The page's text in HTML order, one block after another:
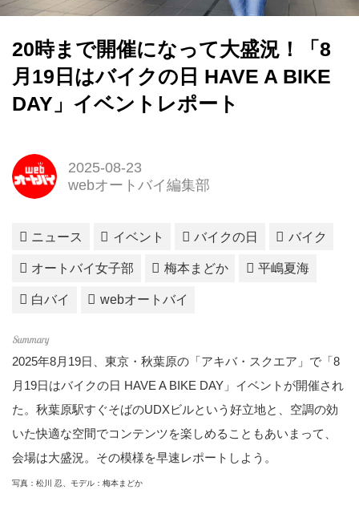
20時まで開催になって大盛況！「8
月19日はバイクの日 HAVE A BIKE
DAY」イベントレポート
2025-08-23
webオートバイ編集部
ニュース イベント バイクの日 バイク
オートバイ女子部 梅本まどか 平嶋夏海
白バイ webオートバイ
2025年8月19日、東京・秋葉原の「アキバ・スクエア」で「8
月19日はバイクの日 HAVE A BIKE DAY」イベントが開催され
た。秋葉原駅すぐそばのUDXビルという好立地と、空調の効
いた快適な空間でコンテンツを楽しめることもあいまって、
会場は大盛況。その模様を早速レポートしよう。
写真：松川 忍、モデル：梅本まどか